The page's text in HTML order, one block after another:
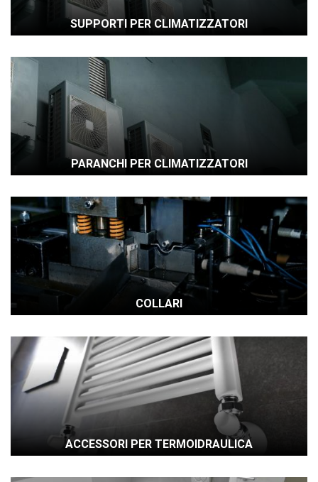
SUPPORTI PER CLIMATIZZATORI
PARANCHI PER CLIMATIZZATORI
COLLARI
ACCESSORI PER TERMOIDRAULICA